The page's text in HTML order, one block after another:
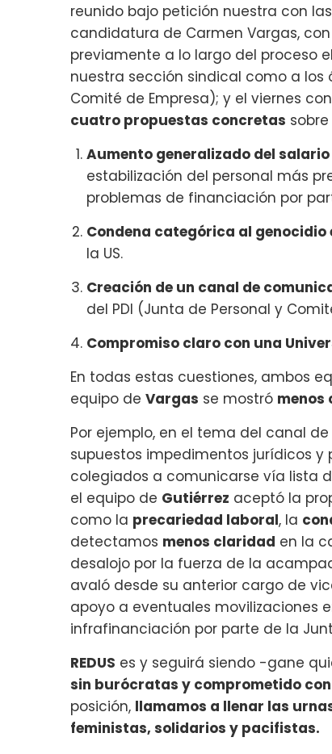
reunido bajo petición nuestra con
candidatura de Carmen Vargas,
previamente a lo largo del proceso
nuestra sección sindical como a
Comité de Empresa); y el viernes
cuatro propuestas concretas
Aumento generalizado del salario
estabilización del personal más
problemas de financiación por
Condena categórica al genocidio
la US.
Creación de un canal de
del PDI (Junta de Personal y
Compromiso claro con una
En todas estas cuestiones, ambos
equipo de Vargas se mostró menos
Por ejemplo, en el tema del canal
supuestos impedimentos jurídicos
colegiados a comunicarse vía lista
el equipo de Gutiérrez aceptó la
como la precariedad laboral, la
detectamos menos claridad en la
desalojo por la fuerza de la
avaló desde su anterior cargo de
apoyo a eventuales movilizaciones
infrafinanciación por parte de la
REDUS es y seguirá siendo -gane
sin burócratas y comprometido
posición, llamamos a llenar las
feministas, solidarios y pacifistas.